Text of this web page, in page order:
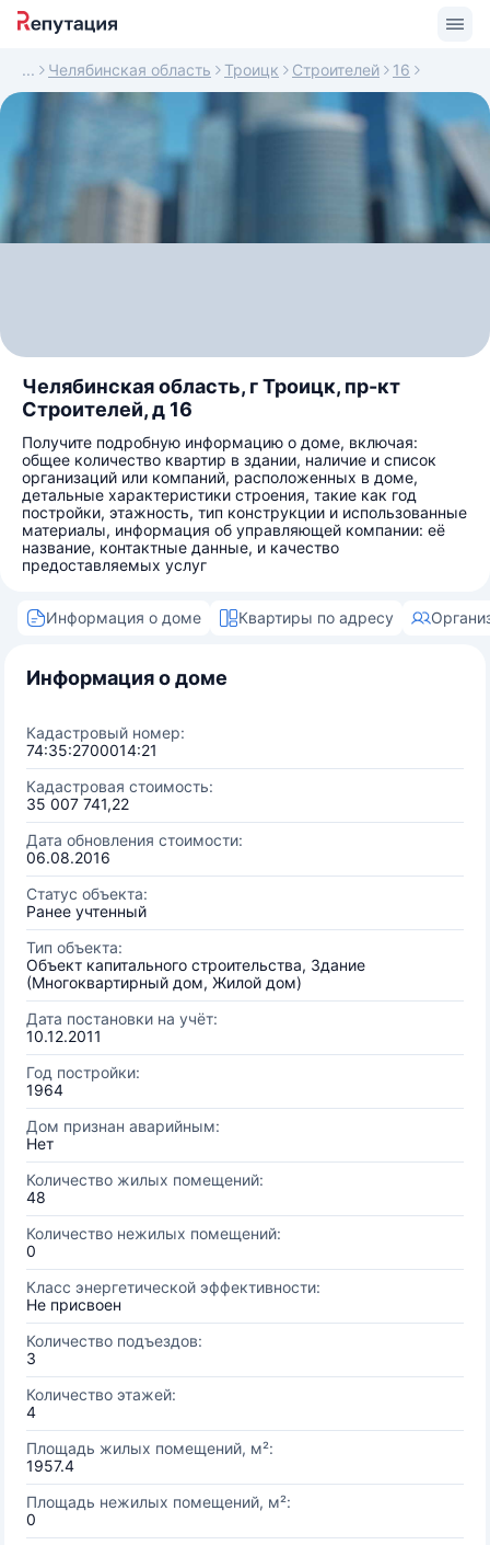
Челябинская область Троицк Строителей 16
Челябинская область, г Троицк, пр-кт
Строителей, д 16
Получите подробную информацию о доме, включая:
общее количество квартир в здании, наличие и список
организаций или компаний, расположенных в доме,
детальные характеристики строения, такие как год
постройки, этажность, тип конструкции и использованные
материалы, информация об управляющей компании: её
название, контактные данные, и качество
предоставляемых услуг
Информация о доме Квартиры по адресу
Информация о доме
Кадастровый номер:
74:35:2700014:21
Кадастровая стоимость:
35 007 741,22
Дата обновления стоимости:
06.08.2016
Статус объекта:
Ранее учтенный
Тип объекта:
Объект капитального строительства, Здание
(Многоквартирный дом, Жилой дом)
Дата постановки на учёт:
10.12.2011
Год постройки:
1964
Дом признан аварийным:
Нет
Количество жилых помещений:
48
Количество нежилых помещений:
0
Класс энергетической эффективности:
Не присвоен
Количество подъездов:
3
Количество этажей:
4
Площадь жилых помещений, м²:
1957.4
Площадь нежилых помещений, м²:
0